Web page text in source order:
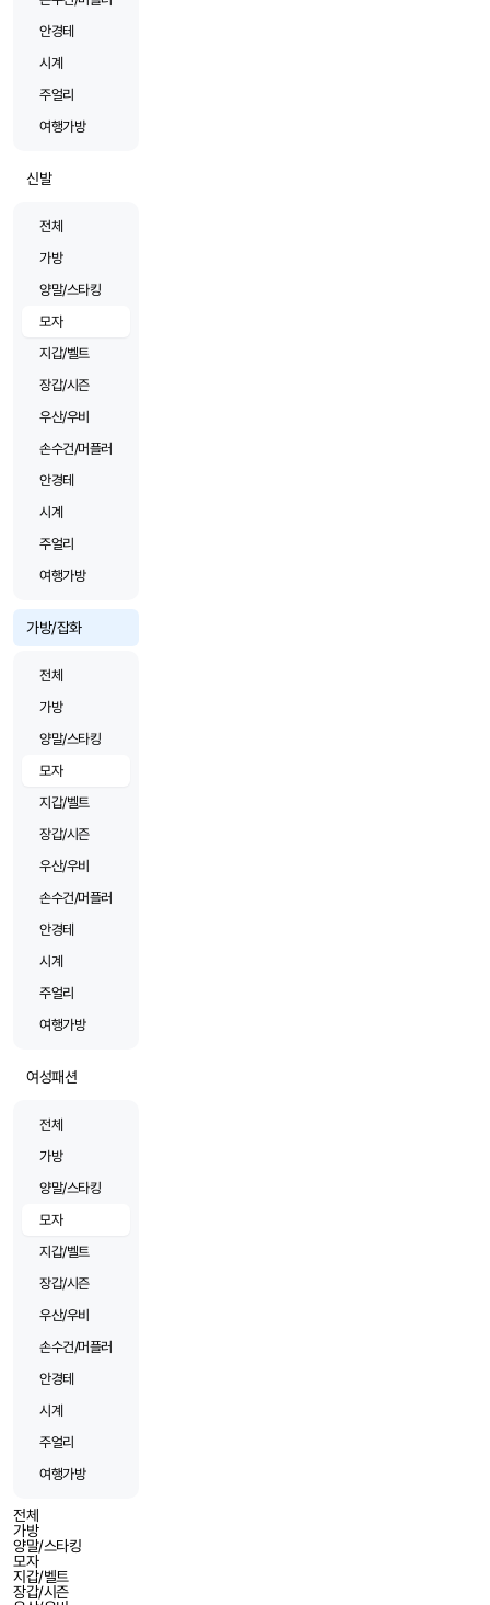
안경테
시계
주얼리
여행가방
신발
전체
가방
양말/스타킹
모자
지갑/벨트
장갑/시즌
우산/우비
손수건/머플러
안경테
시계
주얼리
여행가방
가방/잡화
전체
가방
양말/스타킹
모자
지갑/벨트
장갑/시즌
우산/우비
손수건/머플러
안경테
시계
주얼리
여행가방
여성패션
전체
가방
양말/스타킹
모자
지갑/벨트
장갑/시즌
우산/우비
손수건/머플러
안경테
시계
주얼리
여행가방
전체
가방
양말/스타킹
모자
지갑/벨트
장갑/시즌